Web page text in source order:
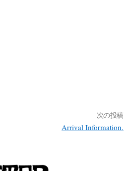
次の投稿
Arrival Information.